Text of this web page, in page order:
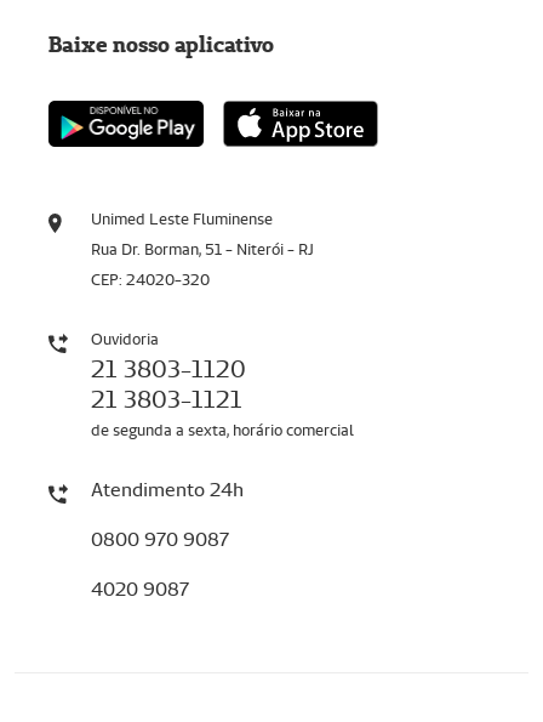
Unimed Leste Fluminense
Rua Dr. Borman, 51 - Niterói - RJ
CEP: 24020-320
Ouvidoria
21 3803-1120
21 3803-1121
de segunda a sexta, horário comercial
Atendimento 24h
0800 970 9087
4020 9087
Baixe nosso aplicativo